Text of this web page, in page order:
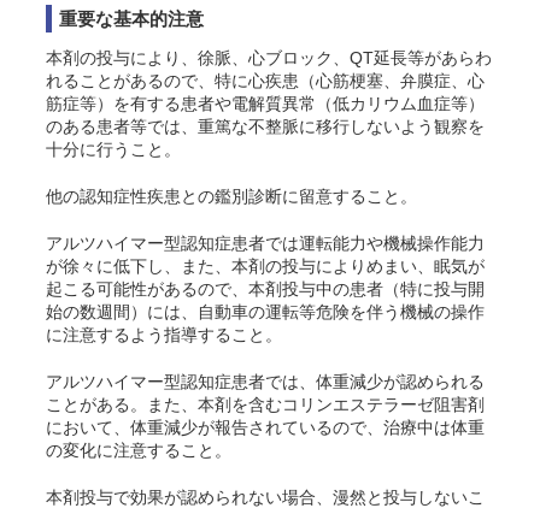
重要な基本的注意
本剤の投与により、徐脈、心ブロック、QT延長等があらわ
れることがあるので、特に心疾患（心筋梗塞、弁膜症、心
筋症等）を有する患者や電解質異常（低カリウム血症等）
のある患者等では、重篤な不整脈に移行しないよう観察を
十分に行うこと。
他の認知症性疾患との鑑別診断に留意すること。
アルツハイマー型認知症患者では運転能力や機械操作能力
が徐々に低下し、また、本剤の投与によりめまい、眠気が
起こる可能性があるので、本剤投与中の患者（特に投与開
始の数週間）には、自動車の運転等危険を伴う機械の操作
に注意するよう指導すること。
アルツハイマー型認知症患者では、体重減少が認められる
ことがある。また、本剤を含むコリンエステラーゼ阻害剤
において、体重減少が報告されているので、治療中は体重
の変化に注意すること。
本剤投与で効果が認められない場合、漫然と投与しないこ